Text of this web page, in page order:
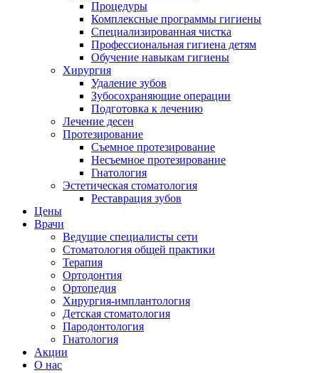
Процедуры
Комплексные программы гигиены
Специализированная чистка
Профессиональная гигиена детям
Обучение навыкам гигиены
Хирургия
Удаление зубов
Зубосохраняющие операции
Подготовка к лечению
Лечение десен
Протезирование
Съемное протезирование
Несъемное протезирование
Гнатология
Эстетическая стоматология
Реставрация зубов
Цены
Врачи
Ведущие специалисты сети
Стоматология общей практики
Терапия
Ортодонтия
Ортопедия
Хирургия-имплантология
Детская стоматология
Пародонтология
Гнатология
Акции
О нас